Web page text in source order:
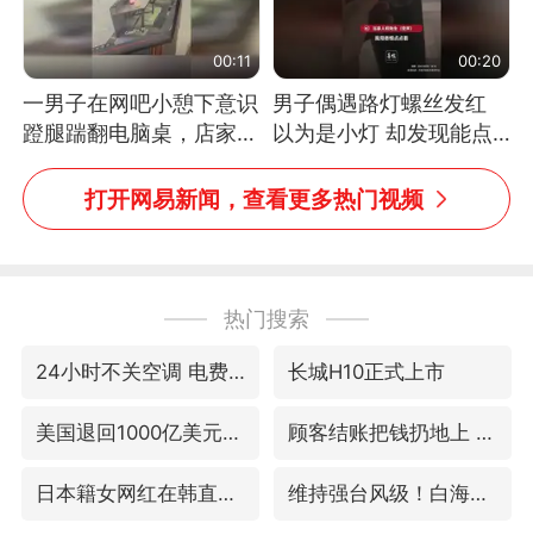
00:11
一男子在网吧小憩下意识
蹬腿踹翻电脑桌，店家3
台显示器与机械臂损坏
00:20
男子偶遇路灯螺丝发红
以为是小灯 却发现能点
燃香烟 当事人：已报警
处理
打开网易新闻，查看更多热门视频
热门搜索
24小时不关空调 电费反而更低？ 长城H10正式上市
美国退回1000亿美元关税 顾客结账把钱扔地上 服务员霸气扔回
日本籍女网红在韩直播时自杀身亡 维持强台风级！白海豚直奔华东沿海